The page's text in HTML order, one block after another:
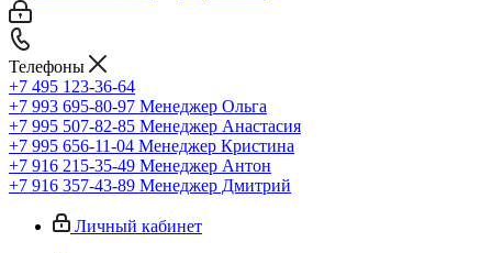
Телефоны
+7 495 123-36-64
+7 993 695-80-97 Менеджер Ольга
+7 995 507-82-85 Менеджер Анастасия
+7 995 656-11-04 Менеджер Кристина
+7 916 215-35-49 Менеджер Антон
+7 916 357-43-89 Менеджер Дмитрий
Личный кабинет